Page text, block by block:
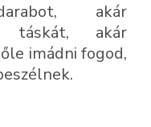
akár
táskát, akár
imádni fogod,